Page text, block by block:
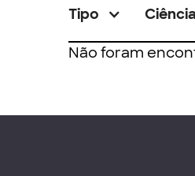
Tipo
Não foram